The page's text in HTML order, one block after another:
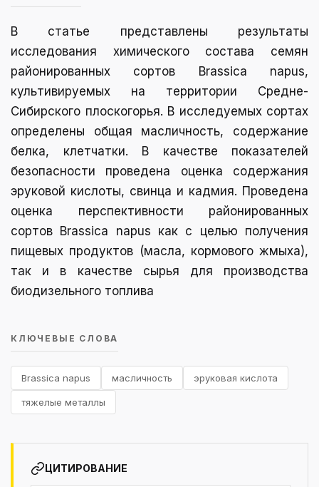
В статье представлены результаты
исследования химического состава семян
районированных сортов Brassica napus,
культивируемых на территории Средне-
Сибирского плоскогорья. В исследуемых сортах
определены общая масличность, содержание
белка, клетчатки. В качестве показателей
безопасности проведена оценка содержания
эруковой кислоты, свинца и кадмия. Проведена
оценка перспективности районированных
сортов Brassica napus как с целью получения
пищевых продуктов (масла, кормового жмыха),
так и в качестве сырья для производства
биодизельного топлива
КЛЮЧЕВЫЕ СЛОВА
Brassica napus масличность эруковая кислота
тяжелые металлы
ЦИТИРОВАНИЕ